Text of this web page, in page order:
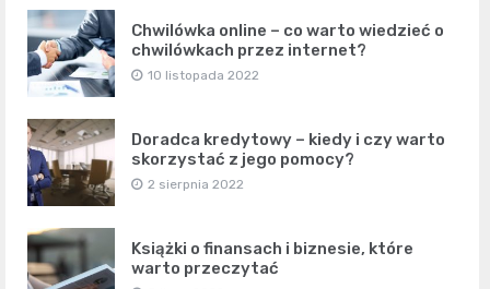
Chwilówka online – co warto wiedzieć o
chwilówkach przez internet?
10 listopada 2022
Doradca kredytowy – kiedy i czy warto
skorzystać z jego pomocy?
2 sierpnia 2022
Książki o finansach i biznesie, które
warto przeczytać